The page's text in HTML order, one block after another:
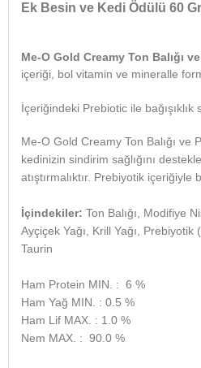
Ek Besin ve Kedi Ödülü 60
Me-O Gold Creamy Ton Balığı
içeriği, bol vitamin ve mineralle
İçeriğindeki Prebiotic ile bağışıklık
Me-O Gold Creamy Ton Balığı ve
kedinizin sindirim sağlığını
atıştırmalıktır. Prebiyotik içeriğiyle
İçindekiler: Ton Balığı, Modifiye
Ayçiçek Yağı, Krill Yağı,
Taurin
Ham Protein MIN. : 6 %
Ham Yağ MIN. : 0.5 %
Ham Lif MAX. : 1.0 %
Nem MAX. : 90.0 %